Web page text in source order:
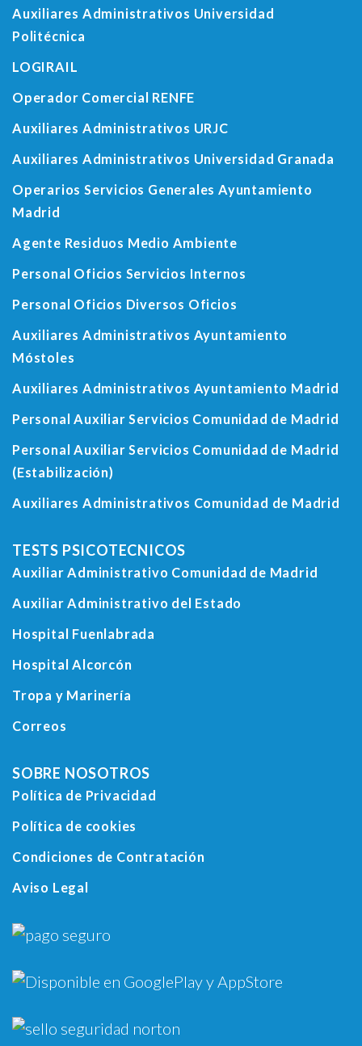
Auxiliares Administrativos Universidad
Politécnica
LOGIRAIL
Operador Comercial RENFE
Auxiliares Administrativos URJC
Auxiliares Administrativos Universidad Granada
Operarios Servicios Generales Ayuntamiento
Madrid
Agente Residuos Medio Ambiente
Personal Oficios Servicios Internos
Personal Oficios Diversos Oficios
Auxiliares Administrativos Ayuntamiento
Móstoles
Auxiliares Administrativos Ayuntamiento Madrid
Personal Auxiliar Servicios Comunidad de Madrid
Personal Auxiliar Servicios Comunidad de Madrid
(Estabilización)
Auxiliares Administrativos Comunidad de Madrid
TESTS PSICOTECNICOS
Auxiliar Administrativo Comunidad de Madrid
Auxiliar Administrativo del Estado
Hospital Fuenlabrada
Hospital Alcorcón
Tropa y Marinería
Correos
SOBRE NOSOTROS
Política de Privacidad
Política de cookies
Condiciones de Contratación
Aviso Legal